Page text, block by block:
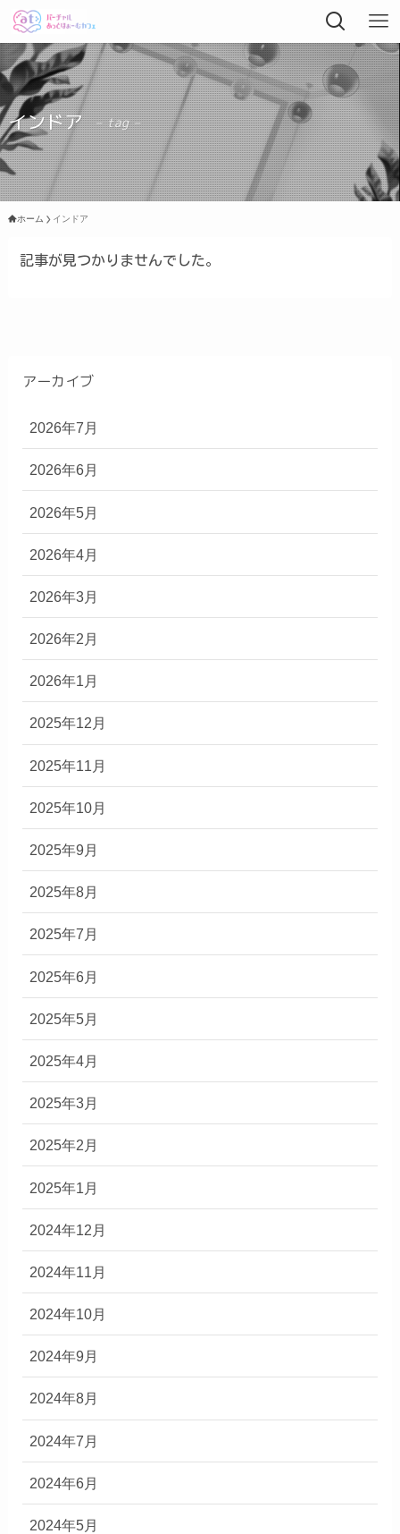
インドア – tag –
ホーム インドア
記事が見つかりませんでした。
アーカイブ
2026年7月
2026年6月
2026年5月
2026年4月
2026年3月
2026年2月
2026年1月
2025年12月
2025年11月
2025年10月
2025年9月
2025年8月
2025年7月
2025年6月
2025年5月
2025年4月
2025年3月
2025年2月
2025年1月
2024年12月
2024年11月
2024年10月
2024年9月
2024年8月
2024年7月
2024年6月
2024年5月